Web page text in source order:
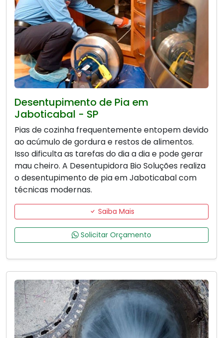
Desentupimento de Pia em
Jaboticabal - SP
Pias de cozinha frequentemente entopem devido
ao acúmulo de gordura e restos de alimentos.
Isso dificulta as tarefas do dia a dia e pode gerar
mau cheiro. A Desentupidora Bio Soluções realiza
o desentupimento de pia em Jaboticabal com
técnicas modernas.
Saiba Mais
Solicitar Orçamento